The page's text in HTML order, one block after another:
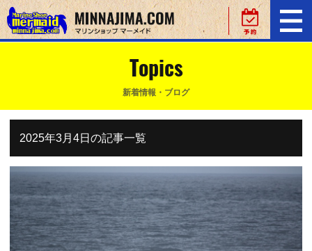
Topics
新着情報・ブログ
2025年3月4日の記事一覧